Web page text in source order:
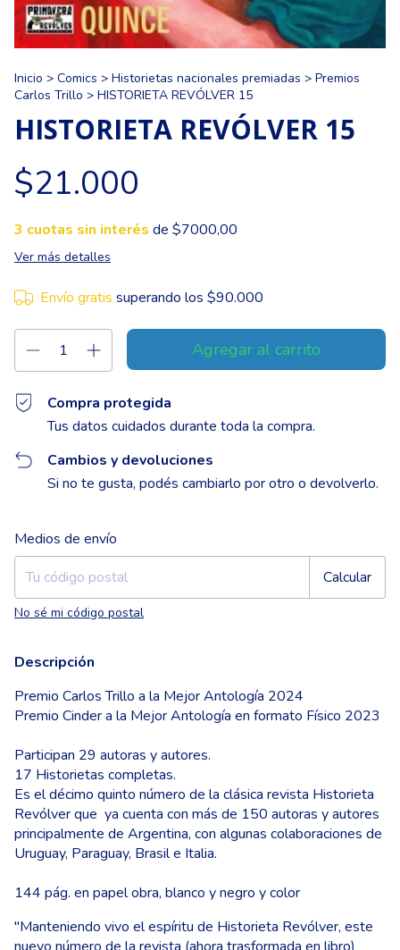
Inicio > Comics > Historietas nacionales premiadas > Premios
Carlos Trillo > HISTORIETA REVÓLVER 15
HISTORIETA REVÓLVER 15
$21.000
3 cuotas sin interés de $7000,00
Ver más detalles
Envío gratis superando los$90.000
Compra protegida
Tus datos cuidados durante toda la compra.
Cambios y devoluciones
Si no te gusta, podés cambiarlo por otro o devolverlo.
Entregas para el CP:
Medios de envío
Calcular
No sé mi código postal
Descripción
Premio Carlos Trillo a la Mejor Antología 2024
Premio Cinder a la Mejor Antología en formato Físico 2023
Participan 29 autoras y autores.
17 Historietas completas.
Es el décimo quinto número de la clásica revista Historieta
Revólver que ya cuenta con más de 150 autoras y autores
principalmente de Argentina, con algunas colaboraciones de
Uruguay, Paraguay, Brasil e Italia.
144 pág. en papel obra, blanco y negro y color
"Manteniendo vivo el espíritu de Historieta Revólver, este